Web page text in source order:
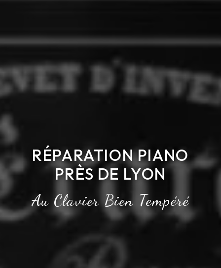
RÉPARATION PIANO
PRÈS DE LYON
Au Clavier Bien Tempéré